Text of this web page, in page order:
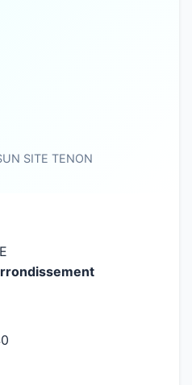
SITE TENON